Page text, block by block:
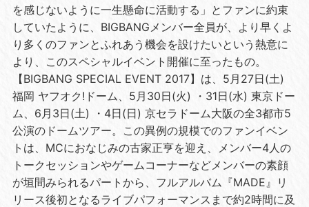
を感じないように一生懸命に活動する」とファンに約束
していたように、BIGBANGメンバー全員が、より早くよ
り多くのファンとふれあう機会を設けたいという熱意に
より、このスペシャルイベント開催に至ったもの。
【BIGBANG SPECIAL EVENT 2017】は、5月27日(土)
福岡 ヤフオク!ドーム、5月30日(火) ・31日(水) 東京ドー
ム、6月3日(土) ・4日(日) 京セラドーム大阪の全3都市5
公演のドームツアー。この異例の規模でのファンイベン
トは、MCにおなじみの古家正亨を迎え、メンバー4人の
トークセッションやゲームコーナーなどメンバーの素顔
が垣間みられるパートから、フルアルバム『MADE』リ
リース後初となるライブパフォーマンスまで約2時間に及